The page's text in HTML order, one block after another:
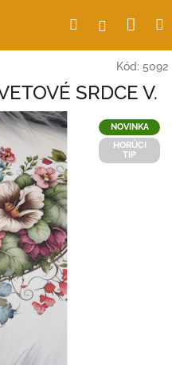
Hľadať
Kód: 5092
SRDCE V.
NOVINKA
HORÚCI
TIP